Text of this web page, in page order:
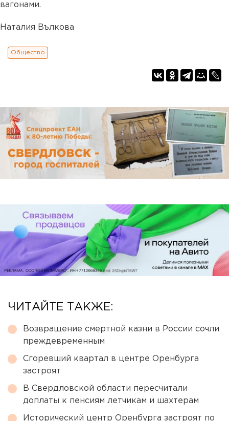
вагонами.
Наталия Вълкова
Общество
ЧИТАЙТЕ ТАКЖЕ:
Возвращение смертной казни в России сочли
преждевременным
Сгоревший квартал в центре Оренбурга
застроят
В Свердловской области пересчитали
доплаты к пенсиям летчикам и шахтерам
Исторический центр Оренбурга застроят по